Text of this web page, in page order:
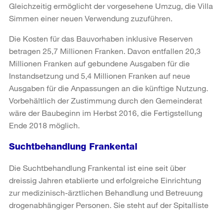
Gleichzeitig ermöglicht der vorgesehene Umzug, die Villa
Simmen einer neuen Verwendung zuzuführen.
Die Kosten für das Bauvorhaben inklusive Reserven
betragen 25,7 Millionen Franken. Davon entfallen 20,3
Millionen Franken auf gebundene Ausgaben für die
Instandsetzung und 5,4 Millionen Franken auf neue
Ausgaben für die Anpassungen an die künftige Nutzung.
Vorbehältlich der Zustimmung durch den Gemeinderat
wäre der Baubeginn im Herbst 2016, die Fertigstellung
Ende 2018 möglich.
Suchtbehandlung Frankental
Die Suchtbehandlung Frankental ist eine seit über
dreissig Jahren etablierte und erfolgreiche Einrichtung
zur medizinisch-ärztlichen Behandlung und Betreuung
drogenabhängiger Personen. Sie steht auf der Spitalliste